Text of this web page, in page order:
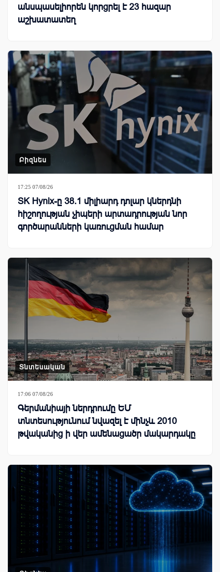
անսպասելիորեն կորցրել է 23 հազար
աշխատատեղ
Բիզնես
17:25 07/08/26
SK Hynix-ը 38.1 միլիարդ դոլար կներդնի
հիշողության չիպերի արտադրության նոր
գործարանների կառուցման համար
Տնտեսական
17:06 07/08/26
Գերմանիայի ներդրումը ԵՄ
տնտեսությունում նվազել է մինչև 2010
թվականից ի վեր ամենացածր մակարդակը